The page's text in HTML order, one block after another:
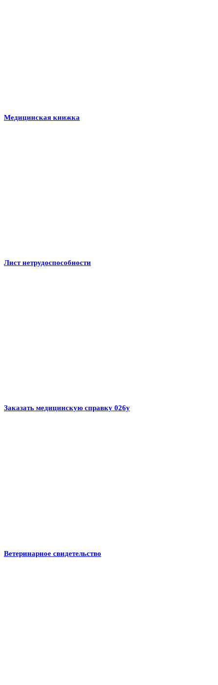
Медицинская книжка
Лист нетрудоспособности
Заказать медицинскую справку 026у
Ветеринарное свидетельство